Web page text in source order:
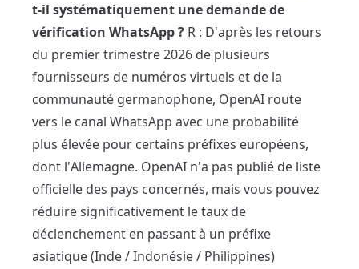
t-il systématiquement une demande de
vérification WhatsApp ? R : D'après les retours
du premier trimestre 2026 de plusieurs
fournisseurs de numéros virtuels et de la
communauté germanophone, OpenAI route
vers le canal WhatsApp avec une probabilité
plus élevée pour certains préfixes européens,
dont l'Allemagne. OpenAI n'a pas publié de liste
officielle des pays concernés, mais vous pouvez
réduire significativement le taux de
déclenchement en passant à un préfixe
asiatique (Inde / Indonésie / Philippines)